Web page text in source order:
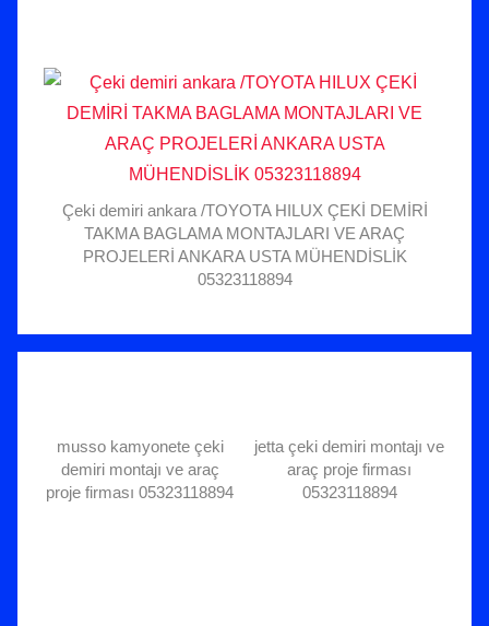
Çeki demiri ankara /TOYOTA HILUX ÇEKİ DEMİRİ
TAKMA BAGLAMA MONTAJLARI VE ARAÇ
PROJELERİ ANKARA USTA MÜHENDİSLİK
05323118894
musso kamyonete çeki
demiri montajı ve araç
proje firması 05323118894
jetta çeki demiri montajı ve
araç proje firması
05323118894